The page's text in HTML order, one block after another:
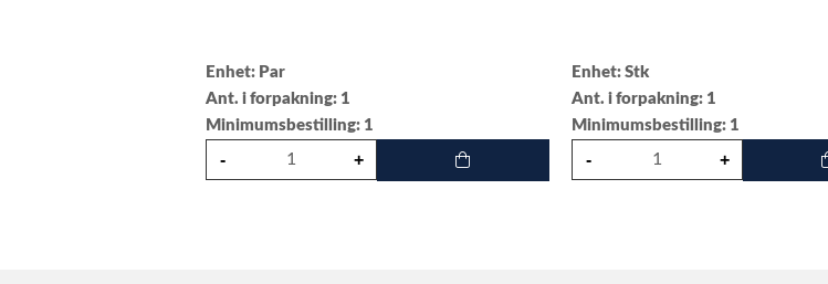
Enhet: Par
Ant. i forpakning: 1
Minimumsbestilling: 1
Enhet: Stk
Ant. i forpakning: 1
Minimumsbestilling: 1